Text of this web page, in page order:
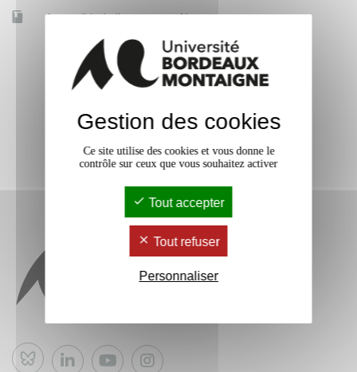
Accessible à distance Non
Bluesky
Gestion des cookies
Ce site utilise des cookies et vous donne le
contrôle sur ceux que vous souhaitez activer
Tout accepter
Tout refuser
Personnaliser